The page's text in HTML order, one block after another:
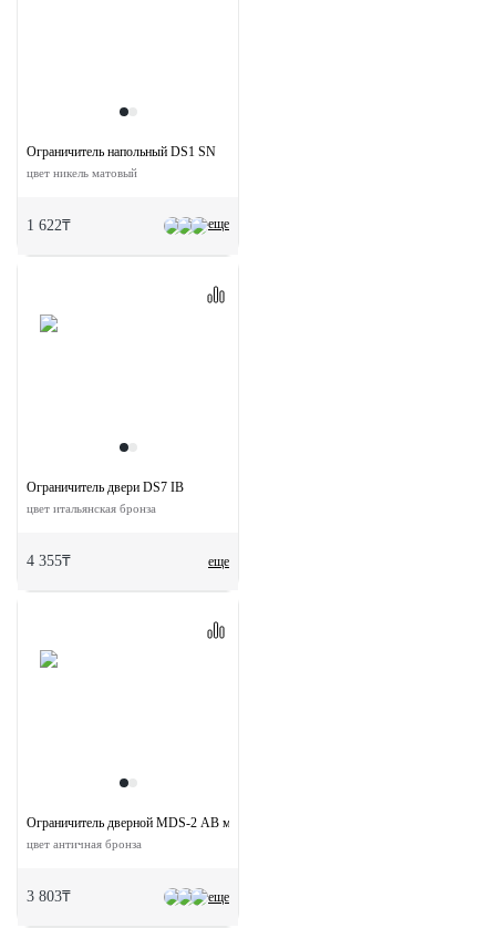
еще
Ограничитель напольный DS1 SN
цвет никель матовый
1 622₸
еще
Ограничитель двери DS7 IB
цвет итальянская бронза
4 355₸
еще
Ограничитель дверной MDS-2 AB магнитный
цвет античная бронза
3 803₸